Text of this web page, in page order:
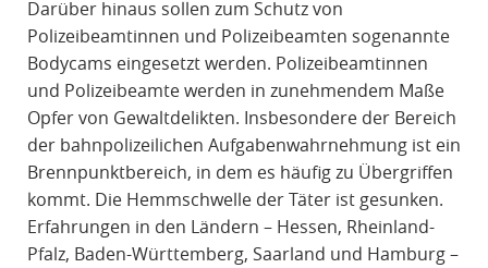
Darüber hinaus sollen zum Schutz von
Polizeibeamtinnen und Polizeibeamten sogenannte
Bodycams eingesetzt werden. Polizeibeamtinnen
und Polizeibeamte werden in zunehmendem Maße
Opfer von Gewaltdelikten. Insbesondere der Bereich
der bahnpolizeilichen Aufgabenwahrnehmung ist ein
Brennpunktbereich, in dem es häufig zu Übergriffen
kommt. Die Hemmschwelle der Täter ist gesunken.
Erfahrungen in den Ländern – Hessen, Rheinland-
Pfalz, Baden-Württemberg, Saarland und Hamburg –